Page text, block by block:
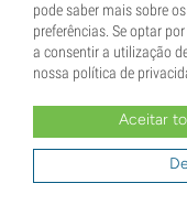
Informações
Ferramentas
pode saber mais sobre
preferências. Se optar
a consentir a utilização
nossa política de
Aceitar